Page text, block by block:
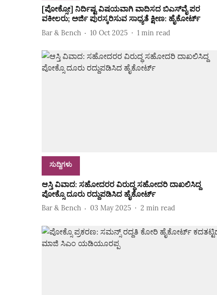
[ಪೋಕ್ಸೋ] ನಿರ್ದಿಷ್ಟ ವಿಷಯವಾಗಿ ವಾದಿಸದ ಬಿಎಸ್‌ವೈ ಪರ
ವಕೀಲರು; ಅರ್ಜಿ ಪುರಸ್ಕರಿಸುವ ಸಾಧ್ಯತೆ ಕ್ಷೀಣ: ಹೈಕೋರ್ಟ್‌
Bar & Bench 10 Oct 2025 1 min read
ಸುದ್ದಿಗಳು
ಆಸ್ತಿ ವಿವಾದ: ಸಹೋದರರ ವಿರುದ್ಧ ಸಹೋದರಿ ದಾಖಲಿಸಿದ್ದ
ಪೋಕ್ಸೊ ದೂರು ರದ್ದುಪಡಿಸಿದ ಹೈಕೋರ್ಟ್‌
Bar & Bench 03 May 2025 2 min read